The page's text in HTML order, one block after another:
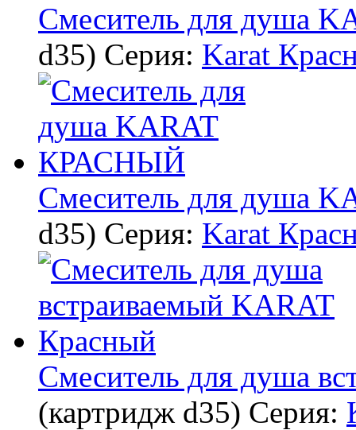
Смеситель для душа
d35) Серия: Karat
Смеситель для душа
d35) Серия: Karat
Смеситель для душа
(картридж d35) Серия: